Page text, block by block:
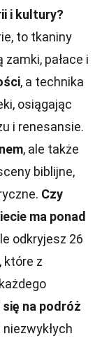
i kultury?
to tkaniny
pałace i
, a technika
osiągając
i renesansie.
, ale także
biblijne,
Czy
ma ponad
odkryjesz 26
które z
na podróż
niezwykłych